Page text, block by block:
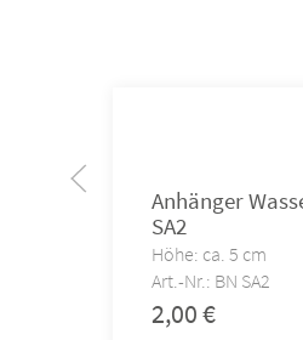
Anhänger
SA2
Höhe: ca. 5 cm
Art.-Nr.: BN SA2
2,00€